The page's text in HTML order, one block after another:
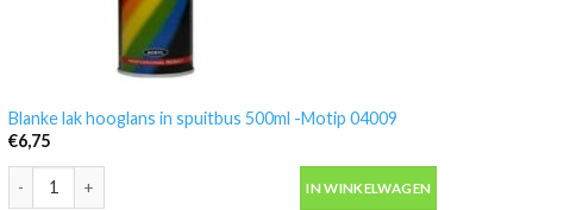
Blanke lak hooglans in spuitbus 500ml -Motip 04009
€6,75
Blanke lak hooglans in spuitbus 500ml -Motip 04009 aantal
IN WINKELWAGEN